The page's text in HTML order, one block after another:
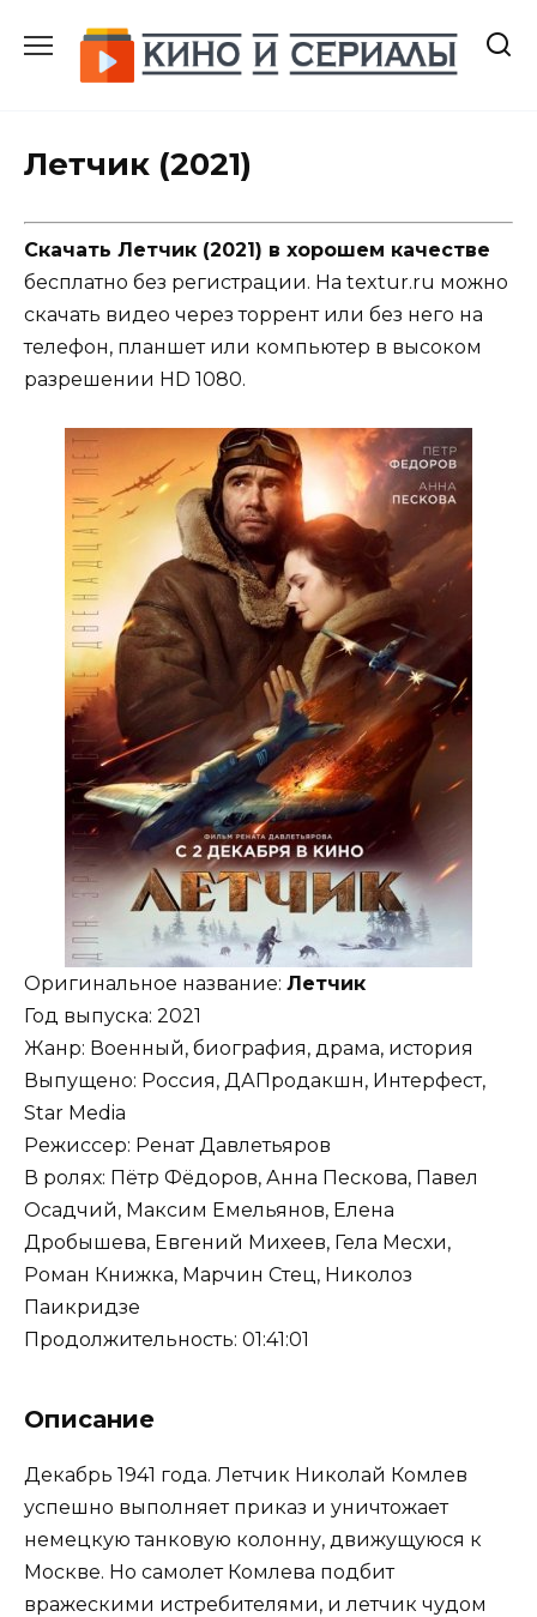
содержанию
Летчик (2021)
Скачать Летчик (2021) в хорошем качестве
бесплатно без регистрации. На textur.ru можно
скачать видео через торрент или без него на
телефон, планшет или компьютер в высоком
разрешении HD 1080.
Оригинальное название: Летчик
Год выпуска: 2021
Жанр: Военный, биография, драма, история
Выпущено: Россия, ДАПродакшн, Интерфест,
Star Media
Режиссер: Ренат Давлетьяров
В ролях: Пётр Фёдоров, Анна Пескова, Павел
Осадчий, Максим Емельянов, Елена
Дробышева, Евгений Михеев, Гела Месхи,
Роман Книжка, Марчин Стец, Николоз
Паикридзе
Продолжительность: 01:41:01
Описание
Декабрь 1941 года. Летчик Николай Комлев
успешно выполняет приказ и уничтожает
немецкую танковую колонну, движущуюся к
Москве. Но самолет Комлева подбит
вражескими истребителями, и летчик чудом